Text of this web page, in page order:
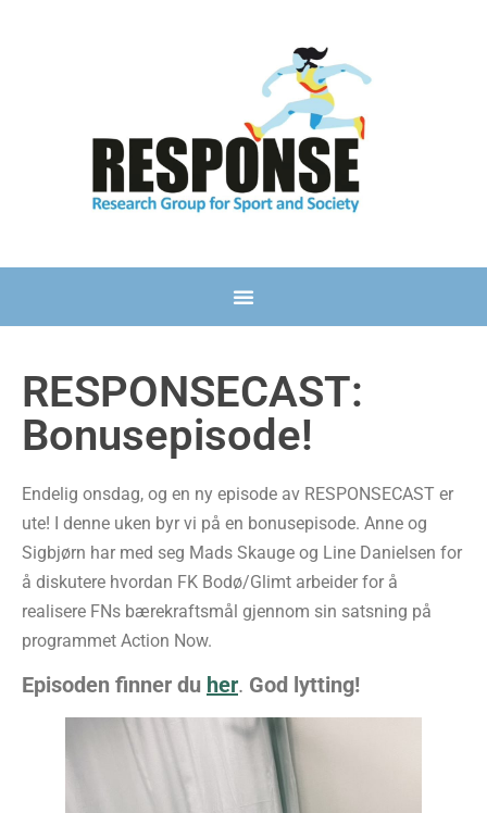
RESPONSECAST:
Bonusepisode!
Endelig onsdag, og en ny episode av RESPONSECAST er
ute! I denne uken byr vi på en bonusepisode. Anne og
Sigbjørn har med seg Mads Skauge og Line Danielsen for
å diskutere hvordan FK Bodø/Glimt arbeider for å
realisere FNs bærekraftsmål gjennom sin satsning på
programmet Action Now.
Episoden finner du her. God lytting!